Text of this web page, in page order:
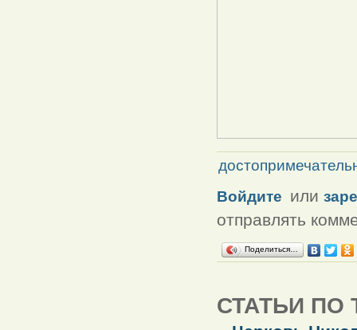
Войдите или
отправлять
Поделиться…
СТАТЬИ ПО